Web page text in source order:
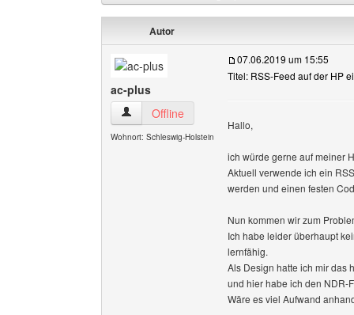
Autor
ac-plus
ac-plus Benutzer-Profile anzeigen
Offline
Wohnort: Schleswig-Holstein
07.06.2019 um 15:55
Titel: RSS-Feed auf der HP
Hallo,
ich würde gerne auf meiner
Aktuell verwende ich ein
werden und einen festen
Nun kommen wir zum
Ich habe leider überhaupt
lernfähig.
Als Design hatte ich mir das
und hier habe ich den NDR-
Wäre es viel Aufwand